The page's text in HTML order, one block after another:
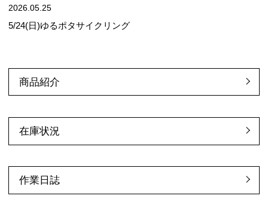
2026.05.25
5/24(日)ゆるポタサイクリング
商品紹介
在庫状況
作業日誌